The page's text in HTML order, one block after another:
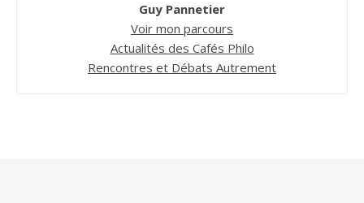
Guy Pannetier
Voir mon parcours
Actualités des Cafés Philo
Rencontres et Débats Autrement